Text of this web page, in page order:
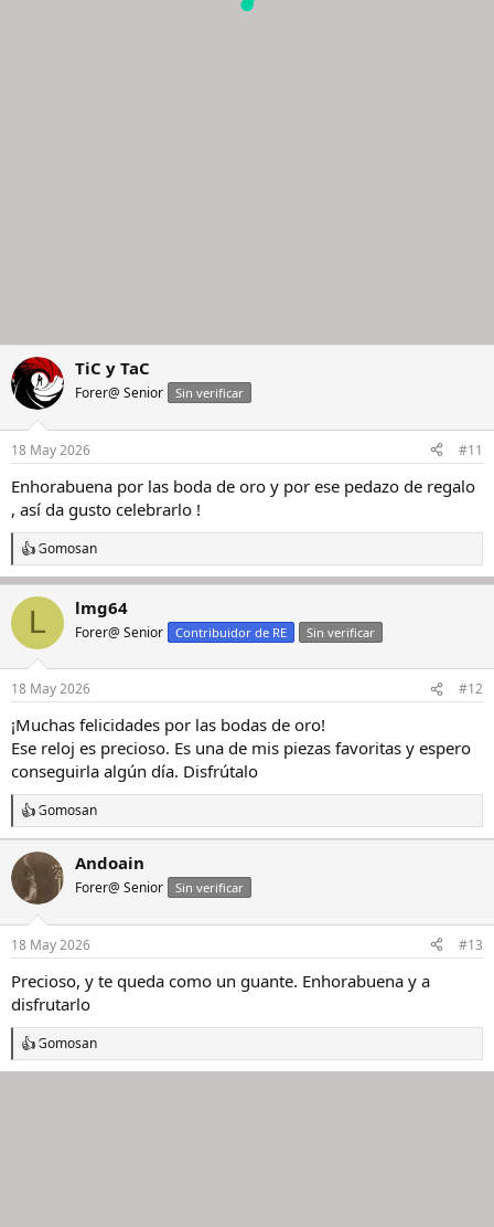
TiC y TaC
Forer@ Senior Sin verificar
18 May 2026 #11
Enhorabuena por las boda de oro y por ese pedazo de regalo
, así da gusto celebrarlo !
R
e
a
c
i
e
:
Gomosan
L lmg64
Forer@ Senior Contribuidor de RE Sin verificar
18 May 2026 #12
¡Muchas felicidades por las bodas de oro!
Ese reloj es precioso. Es una de mis piezas favoritas y espero
conseguirla algún día. Disfrútalo
R
e
a
c
o
n
e
s
:
Gomosan
Andoain
Forer@ Senior Sin verificar
18 May 2026 #13
Precioso, y te queda como un guante. Enhorabuena y a
disfrutarlo
R
e
Gomosan